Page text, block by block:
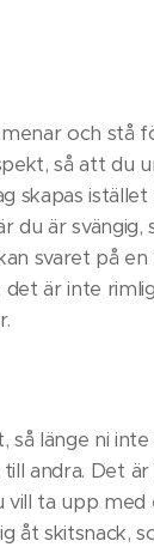
och stå
så att du
skapas
är svängig,
svaret på
det är inte
länge ni
andra. Det
vill ta upp
åt skitsnack,